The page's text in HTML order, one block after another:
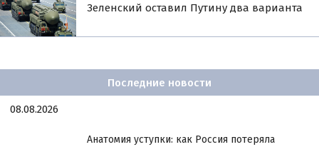
Зеленский оставил Путину два варианта
Последние новости
08.08.2026
Анатомия уступки: как Россия потеряла